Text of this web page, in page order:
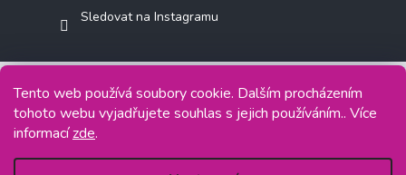
Tento web používá soubory cookie. Dalším procházením
tohoto webu vyjadřujete souhlas s jejich používáním.. Více
informacízde.
Sledovat na Instagramu
Copyright 2026Jasminkashop.cz. Všechna práva vyhrazena.